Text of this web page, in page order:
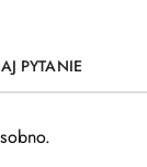
PYTANIE